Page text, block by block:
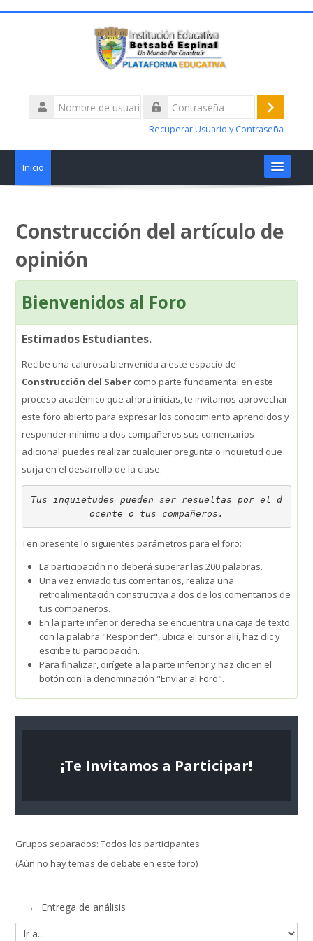
Nombre
de
Acceder
Recuperar Usuario y Contraseña
Inicio
Talleres alertas académicas
¿Tiene Dificultades?
Nosotros
WhatsApp Institucional
Estudiantes
Búsqueda
Construcción del artículo de
opinión
Bienvenidos al Foro
Estimados Estudiantes.
Recibe una calurosa bienvenida a este espacio de
Construcción del Saber como parte fundamental en este
proceso académico que ahora inicias, te invitamos aprovechar
este foro abierto para expresar los conocimiento aprendidos y
responder mínimo a dos compañeros sus comentarios
adicional puedes realizar cualquier pregunta o inquietud que
surja en el desarrollo de la clase.
Tus inquietudes pueden ser resueltas por el d
ocente o tus compañeros.
Ten presente lo siguientes parámetros para el foro:
La participación no deberá superar las 200 palabras.
Una vez enviado tus comentarios, realiza una
retroalimentación constructiva a dos de los comentarios de
tus compañeros.
En la parte inferior derecha se encuentra una caja de texto
con la palabra "Responder", ubica el cursor allí, haz clic y
escribe tu participación.
Para finalizar, dirígete a la parte inferior y haz clic en el
botón con la denominación "Enviar al Foro".
¡Te Invitamos a Participar!
Grupos separados: Todos los participantes
(Aún no hay temas de debate en este foro)
← Entrega de análisis